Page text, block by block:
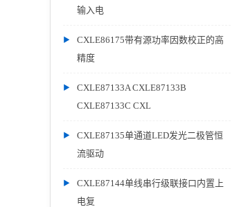
输入电
CXLE86175带有源功率因数校正的高
精度
CXLE87133A CXLE87133B
CXLE87133C CXL
CXLE87135单通道LED发光二极管恒
流驱动
CXLE87144单线串行级联接口内置上
电复